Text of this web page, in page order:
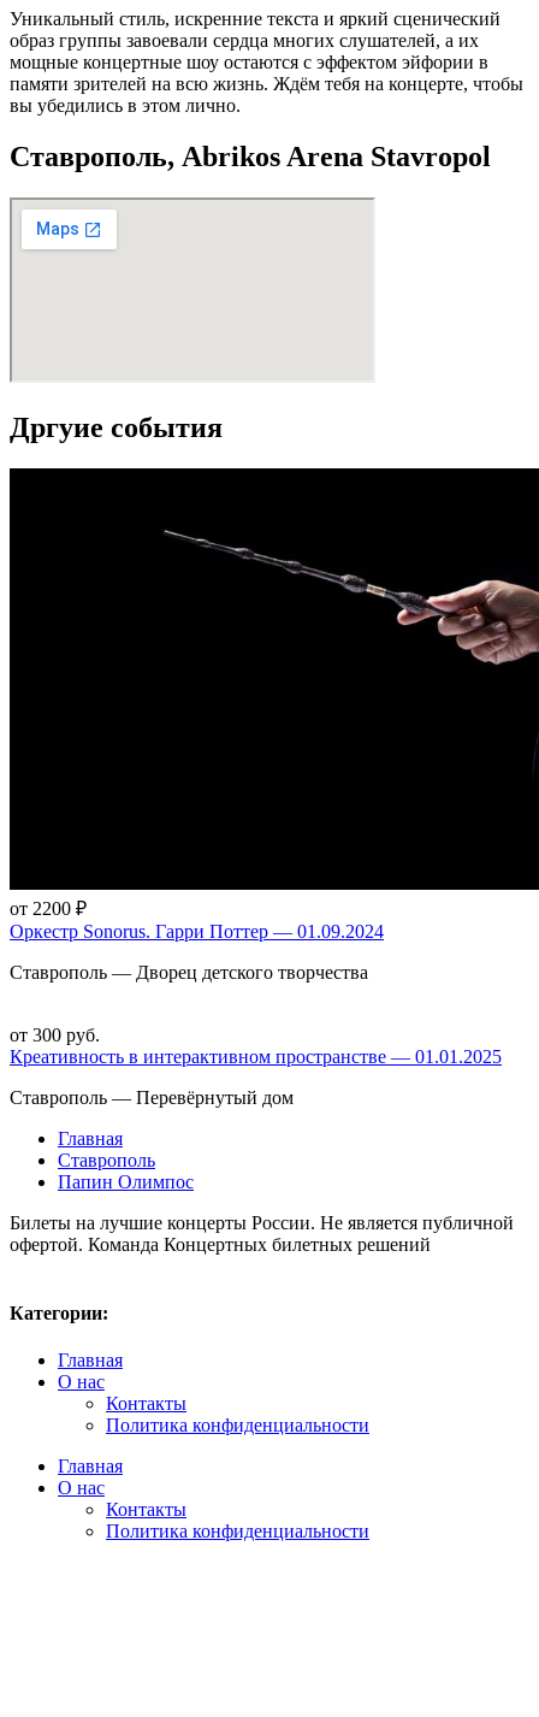
Уникальный стиль, искренние текста и яркий сценический
образ группы завоевали сердца многих слушателей, а их
мощные концертные шоу остаются с эффектом эйфории в
памяти зрителей на всю жизнь. Ждём тебя на концерте, чтобы
вы убедились в этом лично.
Ставрополь, Abrikos Arena Stavropol
Дргуие события
от 2200 ₽
Оркестр Sonorus. Гарри Поттер — 01.09.2024
Ставрополь — Дворец детского творчества
от 300 руб.
Креативность в интерактивном пространстве — 01.01.2025
Ставрополь — Перевёрнутый дом
Главная
Ставрополь
Папин Олимпос
Билеты на лучшие концерты России. Не является публичной
офертой. Команда Концертных билетных решений
Категории:
Главная
О нас
Контакты
Политика конфиденциальности
Главная
О нас
Контакты
Политика конфиденциальности